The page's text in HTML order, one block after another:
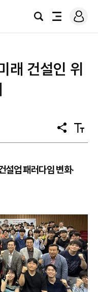
검
전
로
그
래 건설인 위
공
유
텍
스
업 패러다임 변화·